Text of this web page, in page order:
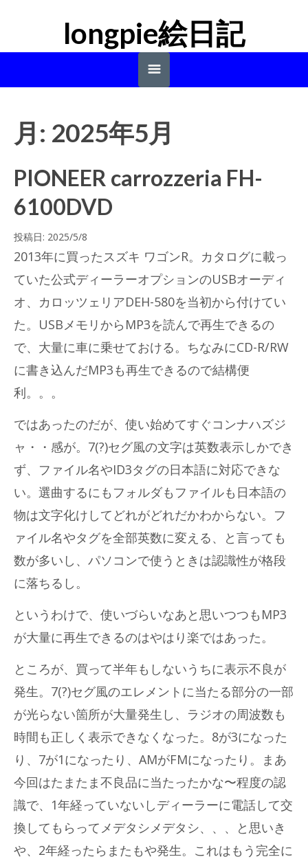
longpie絵日記
月: 2025年5月
PIONEER carrozzeria FH-
6100DVD
投稿日: 2025/5/8
2013年に買ったスズキ ワゴンR。カタログに載っ
ていた公式ディーラーオプションのUSBオーディ
オ、カロッツェリアDEH-580を当初から付けてい
た。USBメモリからMP3を読んで再生できるの
で、大量に車に乗せておける。ちなみにCD-R/RW
に書き込んだMP3も再生できるので結構便
利。。。
ではあったのだが、使い始めてすぐコンナハズジ
ャ・・感が。7(?)セグ風の文字は英数表示しかでき
ず、ファイル名やID3タグの日本語に対応できな
い。選曲するにもフォルダもファイルも日本語の
物は文字化けしてどれがどれだかわからない。フ
ァイル名やタグを全部英数に変える、と言っても
数が多いし、パソコンで使うときは認識性が格段
に落ちるし。
というわけで、使いづらいなあと思いつつもMP3
が大量に再生できるのはやはり楽ではあった。
ところが、買って半年もしないうちに表示不良が
発生。7(?)セグ風のエレメントに当たる部分の一部
が光らない箇所が大量発生し、ラジオの周波数も
時間も正しく表示できなくなった。8が3になった
り、7が1になったり、AMがFMになったり。まあ
今回はたまたま不良品に当たったかな〜程度の認
識で、1年経っていないしディーラーに電話して交
換してもらってメデタシメデタシ、、、と思いき
や、2年経ったらまたもや発生。これはもう完全に